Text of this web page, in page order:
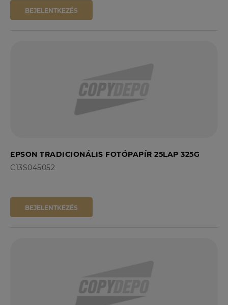
BEJELENTKEZÉS
EPSON TRADICIONÁLIS FOTÓPAPÍR 25LAP 325G
C13S045052
BEJELENTKEZÉS